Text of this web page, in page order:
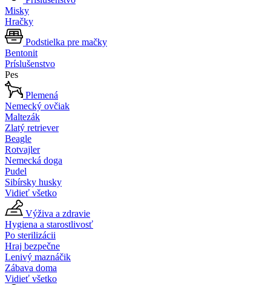
Misky
Hračky
Podstielka pre mačky
Bentonit
Príslušenstvo
Pes
Plemená
Nemecký ovčiak
Maltezák
Zlatý retriever
Beagle
Rotvajler
Nemecká doga
Pudel
Sibírsky husky
Vidieť všetko
Výživa a zdravie
Hygiena a starostlivosť
Po sterilizácii
Hraj bezpečne
Lenivý maznáčik
Zábava doma
Vidieť všetko